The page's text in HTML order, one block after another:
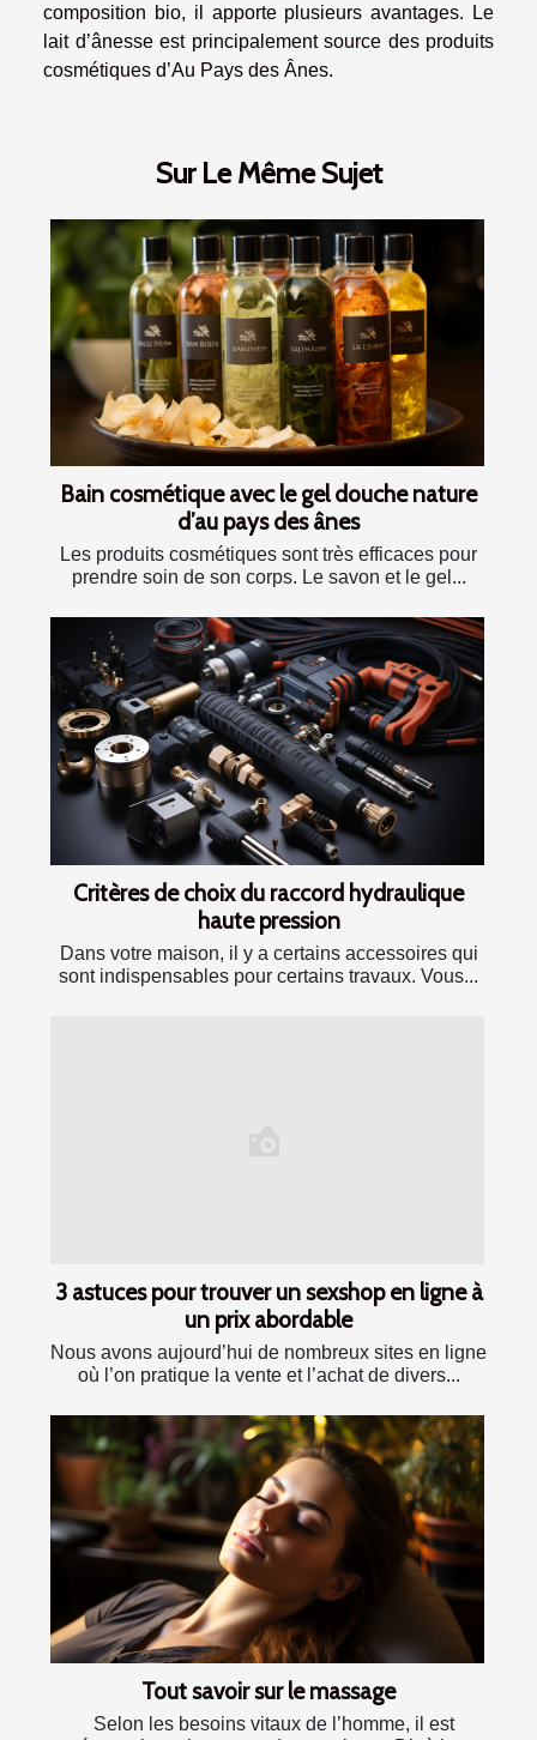
composition bio, il apporte plusieurs avantages. Le
lait d’ânesse est principalement source des produits
cosmétiques d’Au Pays des Ânes.
Sur Le Même Sujet
Bain cosmétique avec le gel douche nature
d’au pays des ânes
Les produits cosmétiques sont très efficaces pour
prendre soin de son corps. Le savon et le gel...
Critères de choix du raccord hydraulique
haute pression
Dans votre maison, il y a certains accessoires qui
sont indispensables pour certains travaux. Vous...
3 astuces pour trouver un sexshop en ligne à
un prix abordable
Nous avons aujourd’hui de nombreux sites en ligne
où l’on pratique la vente et l’achat de divers...
Tout savoir sur le massage
Selon les besoins vitaux de l’homme, il est